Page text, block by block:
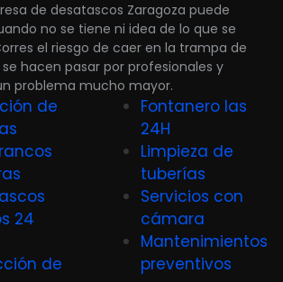
de desatascos Zaragoza puede
no se tiene ni idea de lo que se
el riesgo de caer en la trampa de
hacen pasar por profesionales y
problema mucho mayor.
de
24
de
Fontanero las
24H
Limpieza de
tuberías
Servicios con
cámara
Mantenimientos
preventivos